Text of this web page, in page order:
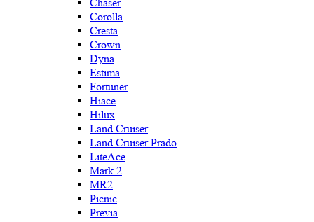
Corolla
Cresta
Crown
Dyna
Estima
Fortuner
Hiace
Hilux
Land Cruiser
Land Cruiser Prado
LiteAce
Mark 2
MR2
Picnic
Previa